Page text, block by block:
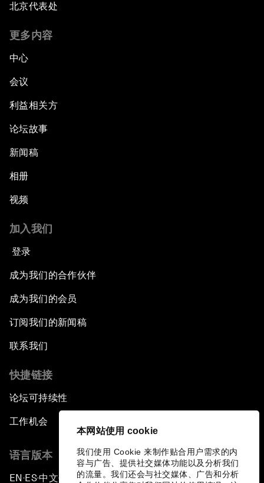
本网站使用 cookie
我们使用 Cookie 来制作贴合用户需求的内
容与广告、提供社交媒体功能以及分析我们
的流量。我们还会与社交媒体、广告和分析
北京代表处
更多内容
中心
会议
利益相关方
论坛故事
新闻稿
相册
视频
加入我们
登录
成为我们的合作伙伴
成为我们的会员
订阅我们的新闻稿
联系我们
快捷链接
论坛可持续性
工作机会
语言版本
EN ▪ ES▪中文▪ 日本語